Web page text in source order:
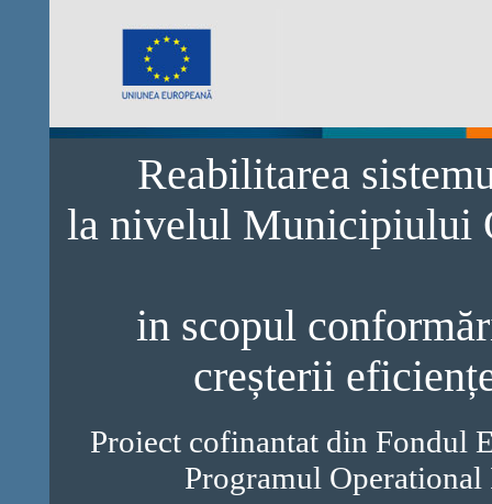
Reabilitarea
la nivelul Municipiului
in scopul
creșterii
Proiect cofinantat din Fondul
Programul